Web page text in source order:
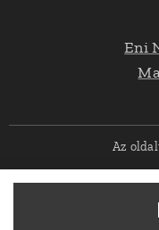
Eni
Az